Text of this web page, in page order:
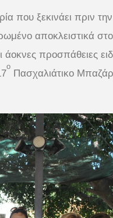
που ξεκινάει πριν
αποκλειστικά
άοκνες προσπάθειες
ο
Πασχαλιάτικο